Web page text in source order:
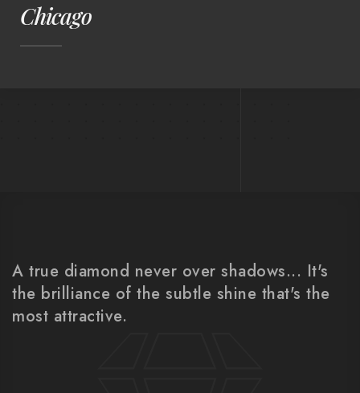
Chicago
A true diamond never over shadows... It's
the brilliance of the subtle shine that's the
most attractive.